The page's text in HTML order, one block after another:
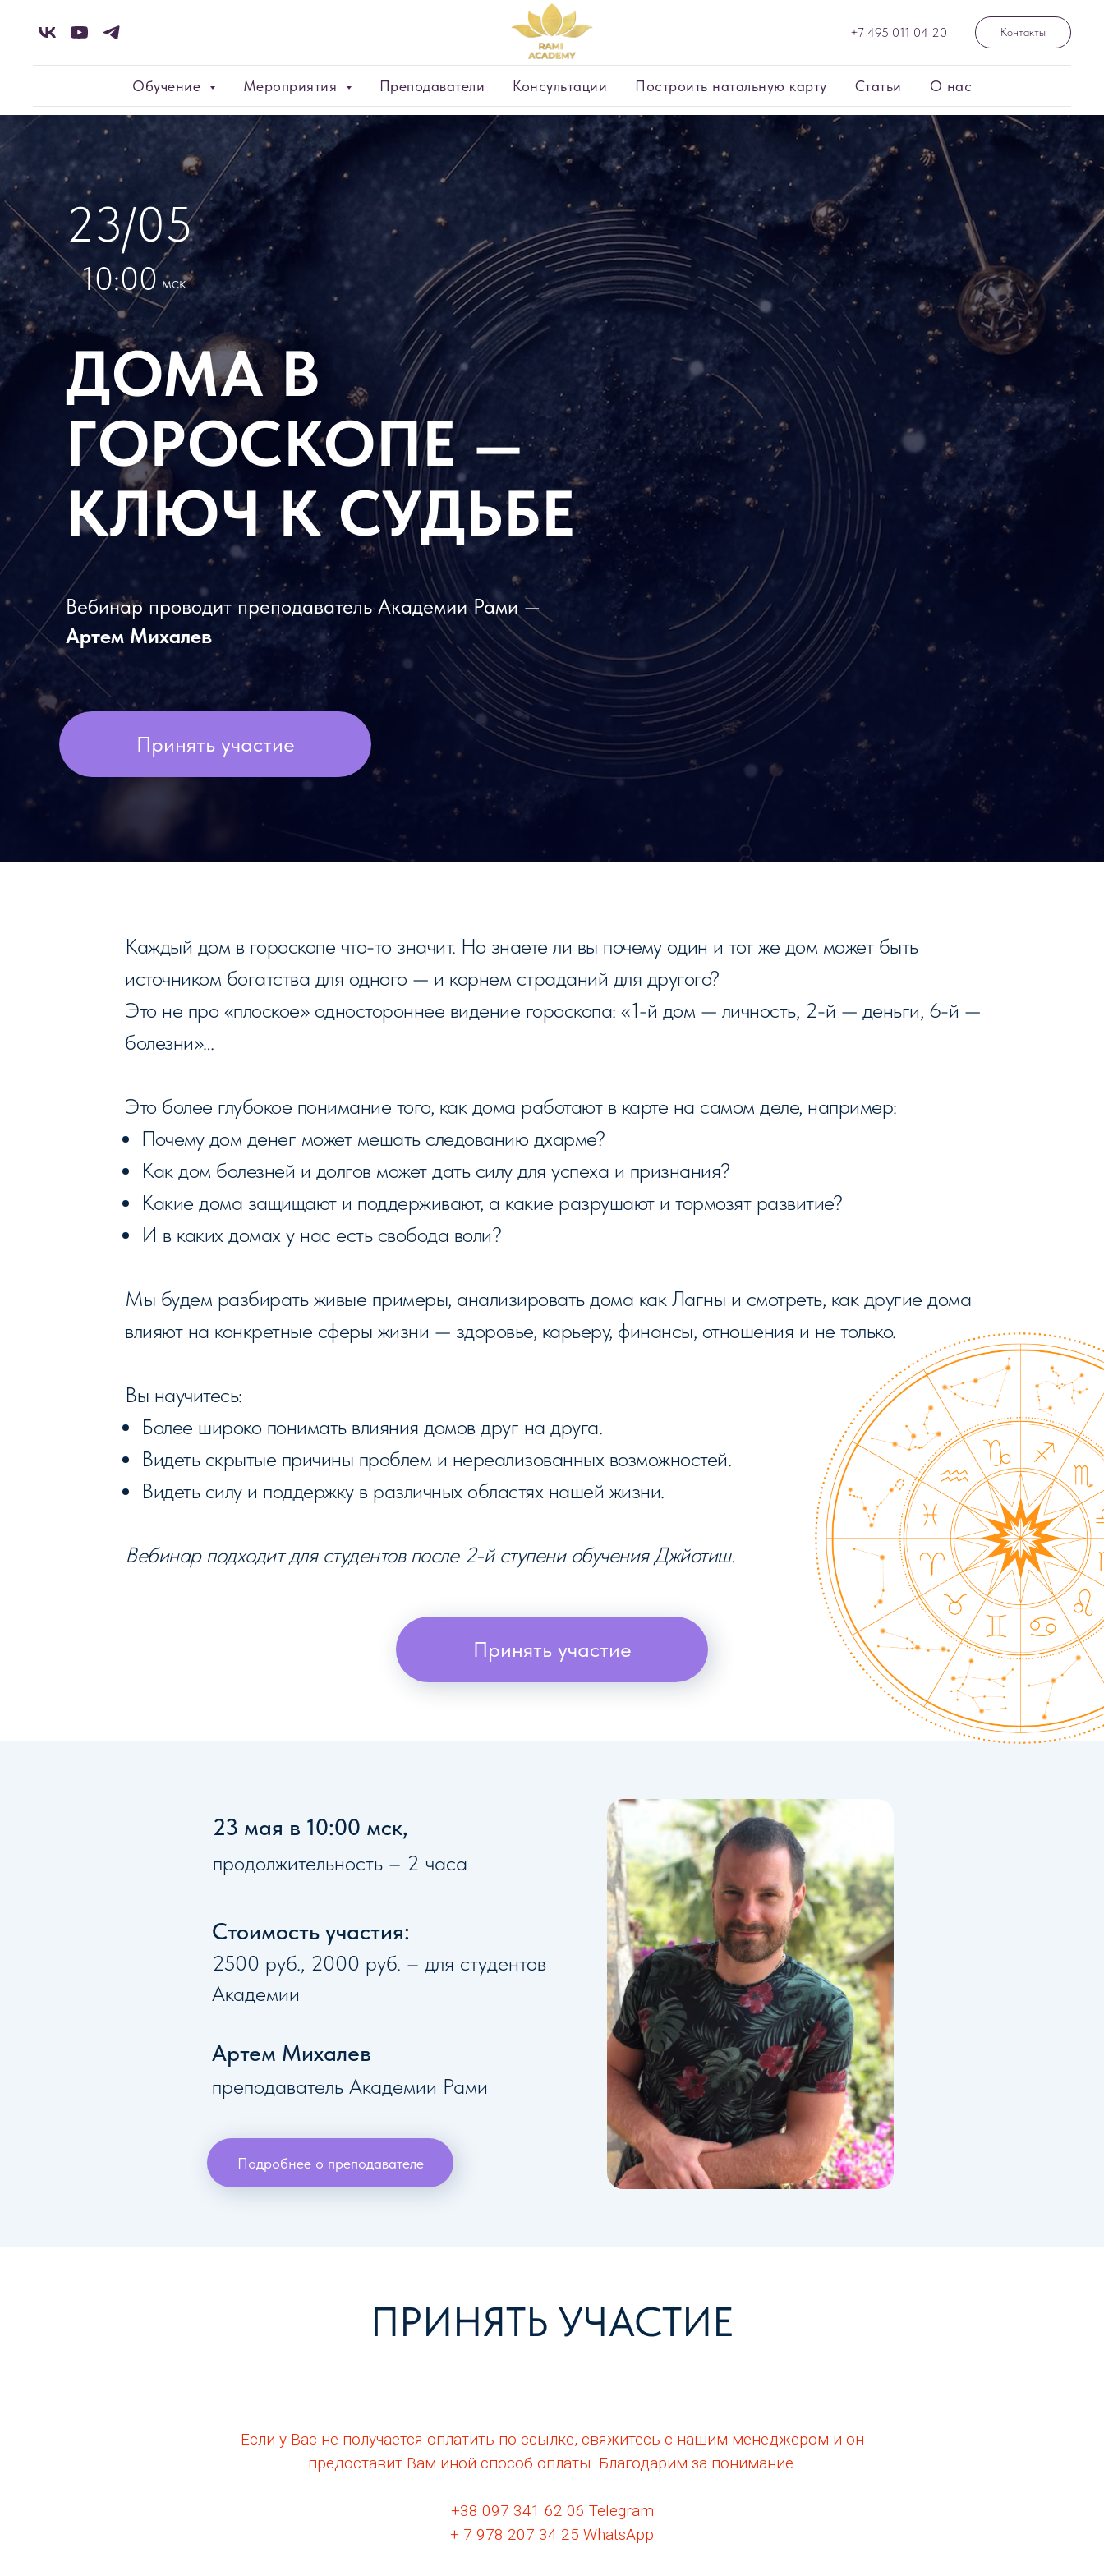
+7 495 011 04 20 Контакты
Обучение Мероприятия Преподаватели Консультации Построить натальную карту Статьи О нас
ДОМА В
ГОРОСКОПЕ —
КЛЮЧ К СУДЬБЕ
Вебинар проводит преподаватель Академии Рами —
Артем Михалев
23/05
10:00 мск
Принять участие
Каждый дом в гороскопе что-то значит. Но знаете ли вы почему один и тот же дом может быть
источником богатства для одного — и корнем страданий для другого?
Это не про «плоское» одностороннее видение гороскопа: «1-й дом — личность, 2-й — деньги, 6-й —
болезни»…
Это более глубокое понимание того, как дома работают в карте на самом деле, например:
Почему дом денег может мешать следованию дхарме?
Как дом болезней и долгов может дать силу для успеха и признания?
Какие дома защищают и поддерживают, а какие разрушают и тормозят развитие?
И в каких домах у нас есть свобода воли?
Мы будем разбирать живые примеры, анализировать дома как Лагны и смотреть, как другие дома
влияют на конкретные сферы жизни — здоровье, карьеру, финансы, отношения и не только.
Вы научитесь:
Более широко понимать влияния домов друг на друга.
Видеть скрытые причины проблем и нереализованных возможностей.
Видеть силу и поддержку в различных областях нашей жизни.
Вебинар подходит для студентов после 2-й ступени обучения Джйотиш.
Принять участие
продолжительность – 2 часа
2500 руб., 2000 руб. – для студентов
Академии
23 мая в 10:00 мск,
Стоимость участия:
преподаватель Академии Рами
Артем Михалев
Подробнее о преподавателе
ПРИНЯТЬ УЧАСТИЕ
Если у Вас не получается оплатить по ссылке, свяжитесь с нашим менеджером и он
предоставит Вам иной способ оплаты. Благодарим за понимание.
+38 097 341 62 06 Telegram
+ 7 978 207 34 25 WhatsApp